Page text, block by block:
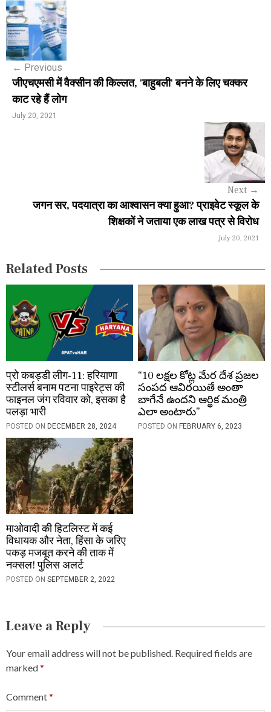
P
o
s
n
a
o
← Previous
जीएचएमसी में वैक्सीन की किल्लत, 'बाहुबली' बनने के लिए चक्कर
काट रहे हैं लोग
July 20, 2021
Next →
जगन सर, पदयात्रा का आश्वासन क्या हुआ? प्राइवेट स्कूल के
शिक्षकों ने जताया एक लाख पत्र से विरोध
July 20, 2021
Related Posts
प्रो कबड्डी लीग-11: हरियाणा
स्टीलर्स बनाम पटना पाइरेट्स की
फाइनल जंग रविवार को, इसका है
पलड़ा भारी
POSTED ON DECEMBER 28, 2024
“10 లక్షల కోట్ల మేర దేశ ప్రజల
సంపద ఆవిరయితే అంతా
బాగేనే ఉందని ఆర్థిక మంత్రి
ఎలా అంటారు”
POSTED ONFEBRUARY 6, 2023
माओवादी की हिटलिस्ट में कई
विधायक और नेता, हिंसा के जरिए
पकड़ मजबूत करने की ताक में
नक्सल! पुलिस अलर्ट
POSTED ON SEPTEMBER 2, 2022
Leave a Reply
Your email address will not be published. Required fields are
marked*
Comment*